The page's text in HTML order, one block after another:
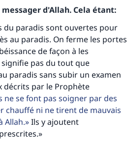
d'Allah. Cela étant:
du paradis sont ouvertes pour
au paradis. On ferme les portes
de façon à les
signifie pas du tout que
paradis sans subir un examen
décrits par le Prophète
ne se font pas soigner par des
chauffé ni ne tirent de mauvais
Allah. Ils y ajoutent
de millions de
contribution
lui) a dit:
la même récompense